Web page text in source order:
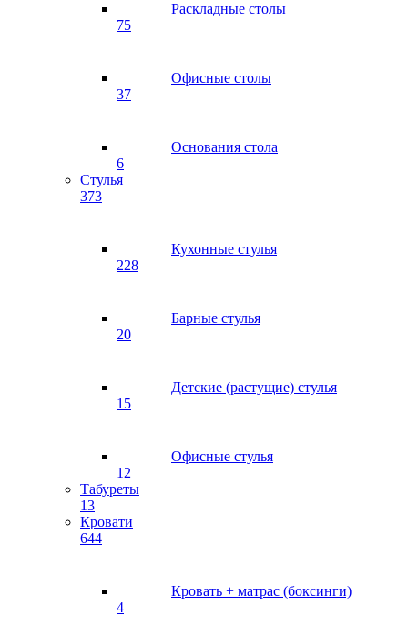
Раскладные столы
75
Офисные столы
37
Основания стола
6
Стулья
373
Кухонные стулья
228
Барные стулья
20
Детские (растущие) стулья
15
Офисные стулья
12
Табуреты
13
Кровати
644
Кровать + матрас (боксинги)
4